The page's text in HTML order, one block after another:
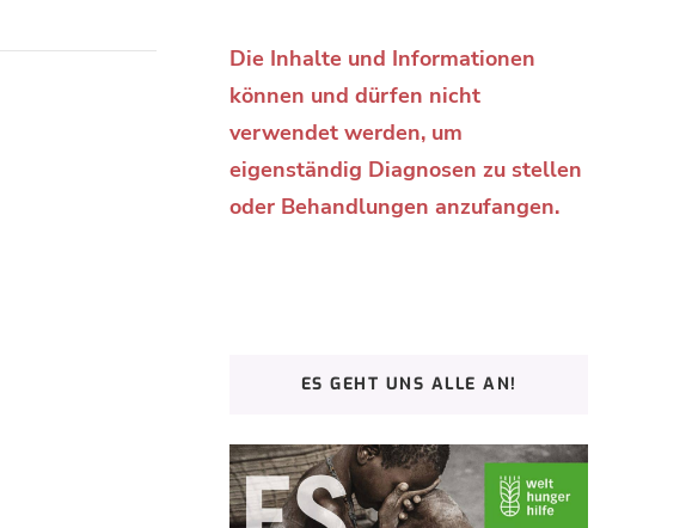
Die Inhalte und Informationen
können und dürfen nicht
verwendet werden, um
eigenständig Diagnosen zu stellen
oder Behandlungen anzufangen.
ES GEHT UNS ALLE AN!